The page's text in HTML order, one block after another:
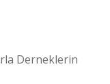
Derneklerin